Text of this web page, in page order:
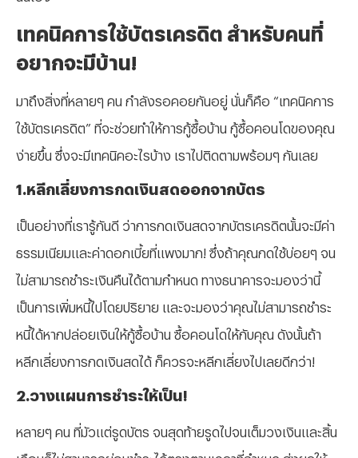
เทคนิคการใช้บัตรเครดิต สำหรับคนที่
อยากจะมีบ้าน!
มาถึงสิ่งที่หลายๆ คน กำลังรอคอยกันอยู่ นั่นก็คือ “เทคนิคการ
ใช้บัตรเครดิต” ที่จะช่วยทำให้การกู้ซื้อบ้าน กู้ซื้อคอนโดของคุณ
ง่ายขึ้น ซึ่งจะมีเทคนิคอะไรบ้าง เราไปติดตามพร้อมๆ กันเลย
1.หลีกเลี่ยงการกดเงินสดออกจากบัตร
เป็นอย่างที่เรารู้กันดี ว่าการกดเงินสดจากบัตรเครดิตนั้นจะมีค่า
ธรรมเนียมและค่าดอกเบี้ยที่แพงมาก! ซึ่งถ้าคุณกดใช้บ่อยๆ จน
ไม่สามารถชำระเงินคืนได้ตามกำหนด ทางธนาคารจะมองว่านี้
เป็นการเพิ่มหนี้ไปโดยปริยาย และจะมองว่าคุณไม่สามารถชำระ
หนี้ได้หากปล่อยเงินให้กู้ซื้อบ้าน ซื้อคอนโดให้กับคุณ ดังนั้นถ้า
หลีกเลี่ยงการกดเงินสดได้ ก็ควรจะหลีกเลี่ยงไปเลยดีกว่า!
2.วางแผนการชำระให้เป็น!
หลายๆ คน ที่มัวแต่รูดบัตร จนสุดท้ายรูดไปจนเต็มวงเงินและสิ้น